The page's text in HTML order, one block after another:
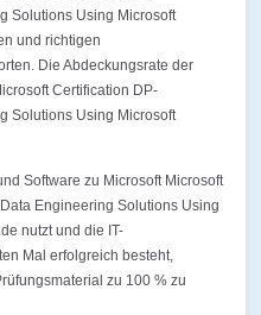
Solutions Using Microsoft
und richtigen
Die Abdeckungsrate der
Certification DP-
Solutions Using Microsoft
Software zu Microsoft Microsoft
Engineering Solutions Using
nutzt und die IT-
Mal erfolgreich besteht,
zu 100 % zu